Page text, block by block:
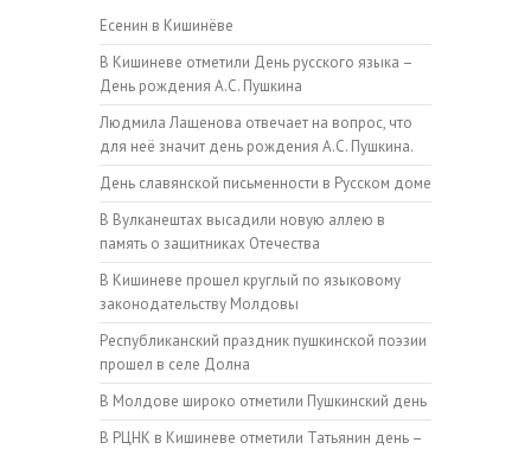
Есенин в Кишинёве
В Кишиневе отметили День русского языка –
День рождения А.С. Пушкина
Людмила Лащенова отвечает на вопрос, что
для неё значит день рождения А.С. Пушкина.
День славянской письменности в Русском доме
В Вулканештах высадили новую аллею в
память о защитниках Отечества
В Кишиневе прошел круглый по языковому
законодательству Молдовы
Республиканский праздник пушкинской поэзии
прошел в селе Долна
В Молдове широко отметили Пушкинский день
В РЦНК в Кишиневе отметили Татьянин день –